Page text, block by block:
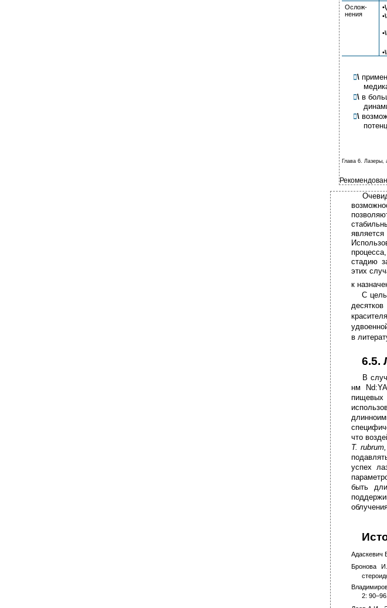
Ослож-
•\
нения
•\
•\
•\
\
\ в
\
Глава 6. Лазеры,
стадию
этих
к
С
в
6.5.
В
нм
пищевых
что
T.
успех
быть
Адаскевич
Бронова
2: 90–96.